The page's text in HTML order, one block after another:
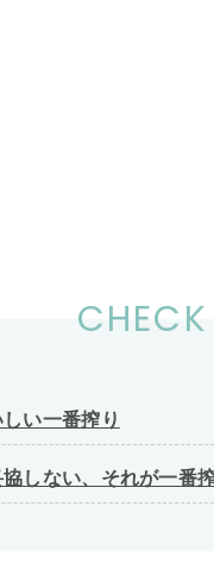
い一番搾り
しない、それが一番